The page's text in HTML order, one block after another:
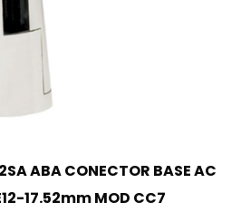
ABA CONECTOR BASE AC
17.52mm MOD CC7